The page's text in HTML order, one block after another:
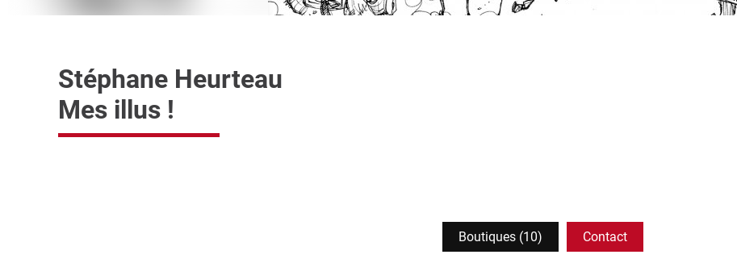
Stéphane Heurteau
Mes illus !
Boutiques (10) Contact